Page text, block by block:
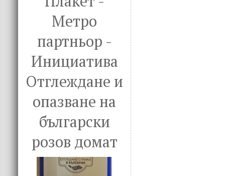
Метро
партньор -
Инициатива
Отглеждане и
опазване на
български
розов домат